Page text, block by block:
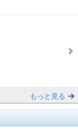
もっと見る